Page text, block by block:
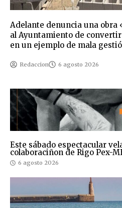
Adelante denuncia una obra
al Ayuntamiento de
en un ejemplo de mala
Redaccion 6 agosto 2026
Este sábado espectacular
colaboraciñon de Rigo Pex-
6 agosto 2026